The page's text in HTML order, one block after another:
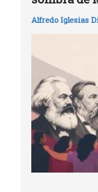
Alfredo Iglesias